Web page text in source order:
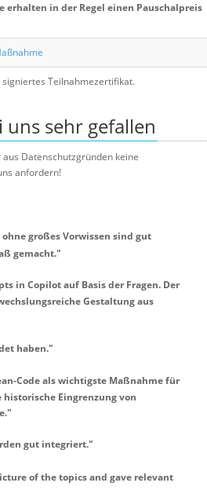
erhalten in der Regel einen Pauschalpreis
signiertes Teilnahmezertifikat.
sehr gefallen
Datenschutzgründen keine
anfordern!
großes Vorwissen sind gut
gemacht."
in Copilot auf Basis der Fragen. Der
Gestaltung aus
haben."
Code als wichtigste Maßnahme für
Eingrenzung von
"
gut integriert."
of the topics and gave relevant